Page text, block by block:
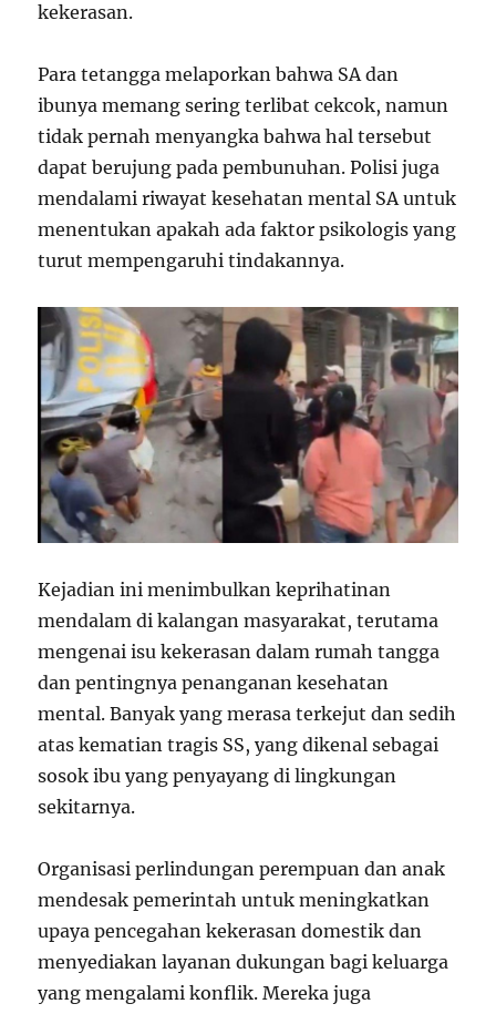
kekerasan.
Para tetangga melaporkan bahwa SA dan
ibunya memang sering terlibat cekcok, namun
tidak pernah menyangka bahwa hal tersebut
dapat berujung pada pembunuhan. Polisi juga
mendalami riwayat kesehatan mental SA untuk
menentukan apakah ada faktor psikologis yang
turut mempengaruhi tindakannya.
Kejadian ini menimbulkan keprihatinan
mendalam di kalangan masyarakat, terutama
mengenai isu kekerasan dalam rumah tangga
dan pentingnya penanganan kesehatan
mental. Banyak yang merasa terkejut dan sedih
atas kematian tragis SS, yang dikenal sebagai
sosok ibu yang penyayang di lingkungan
sekitarnya.
Organisasi perlindungan perempuan dan anak
mendesak pemerintah untuk meningkatkan
upaya pencegahan kekerasan domestik dan
menyediakan layanan dukungan bagi keluarga
yang mengalami konflik. Mereka juga